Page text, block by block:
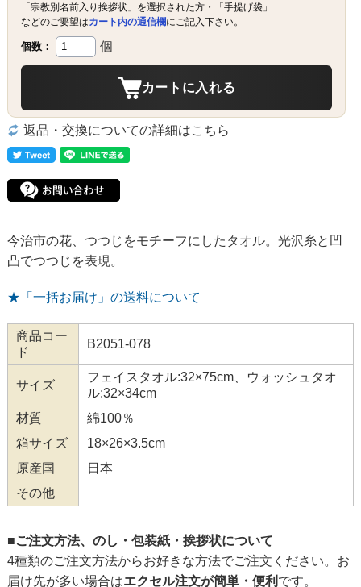
「宗教別名前入り挨拶状」を選択された方・「手提げ袋」
などのご要望はカート内の通信欄にご記入下さい。
個数： 個
カートに入れる
返品・交換についての詳細はこちら
今治市の花、つつじをモチーフにしたタオル。光沢糸と凹
凸でつつじを表現。
★「一括お届け」の送料について
商品コー
ド
B2051-078
サイズ
フェイスタオル:32×75cm、ウォッシュタオ
ル:32×34cm
材質
綿100％
箱サイズ
18×26×3.5cm
原産国
日本
その他
■ご注文方法、のし・包装紙・挨拶状について
4種類のご注文方法からお好きな方法でご注文ください。お
届け先が多い場合はエクセル注文が簡単・便利 です。